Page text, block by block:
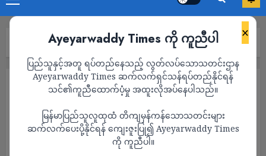
×
Ayeyarwaddy Times ကို ကူညီပါ
ပြည်သူနှင့်အတူ ရပ်တည်နေသည့် လွတ်လပ်သောသတင်းဌာန
Ayeyarwaddy Times ဆက်လက်ရှင်သန်ရပ်တည်နိုင်ရန်
သင်၏ကူညီထောက်ပံ့မှု အထူးလိုအပ်နေပါသည်။
မြန်မာပြည်သူလူထုထံ တိကျမှန်ကန်သောသတင်းများ
ဆက်လက်ပေးပို့နိုင်ရန် ကျေးဇူးပြု၍ Ayeyarwaddy Times
ကို ကူညီပါ။
သတင်း Page 1,559
သတင်း